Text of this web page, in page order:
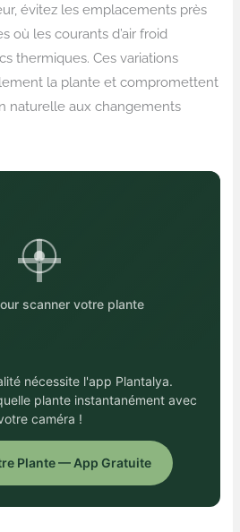
évitez les emplacements près
où les courants d’air froid
thermiques. Ces variations
la plante et compromettent
naturelle aux changements
scanner votre plante
nécessite l'app Plantalya.
plante instantanément avec
caméra !
Plante — App Gratuite